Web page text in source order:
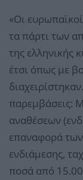
«Οι
τα πάρτι των
της ελληνικής
έτσι όπως με
παρεμβάσεις:
αναθέσεων
επαναφορά
ενδιάμεσης,
ποσά από